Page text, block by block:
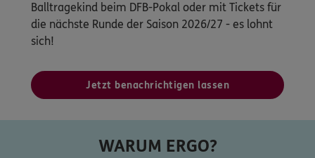
Balltragekind beim DFB-Pokal oder mit Tickets für
die nächste Runde der Saison 2026/27 - es lohnt
sich!
Jetzt benachrichtigen lassen
WARUM ERGO?